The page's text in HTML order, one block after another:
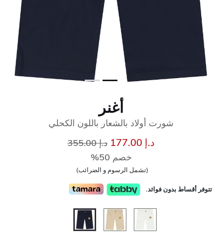
أغنر
شورت أولاد بالشعار باللون الكحلي
د.إ 177.00 سعر مخفض مند.إ 355.00
خصم 50%
(تشمل الرسوم و الضرائب)
تتوفر أقساط بدون فوائد.